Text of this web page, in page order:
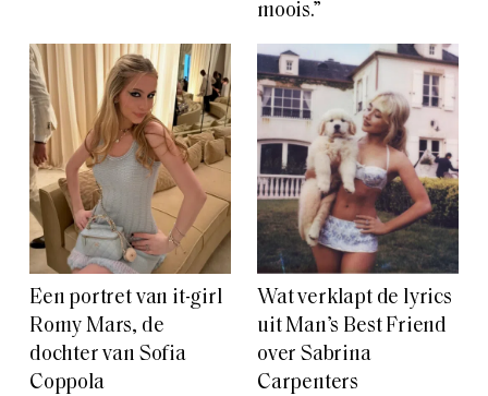
moois.”
Een portret van it-girl
Romy Mars, de
dochter van Sofia
Coppola
Wat verklapt de lyrics
uit Man’s Best Friend
over Sabrina
Carpenters